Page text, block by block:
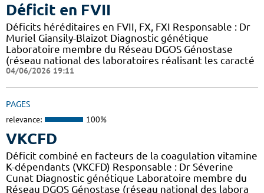
Déficit en FVII
Déficits héréditaires en FVII, FX, FXI Responsable : Dr
Muriel Giansily-Blaizot Diagnostic génétique
Laboratoire membre du Réseau DGOS Génostase
(réseau national des laboratoires réalisant les caracté
04/06/2026 19:11
PAGES
relevance: 100%
VKCFD
Déficit combiné en facteurs de la coagulation vitamine
K-dépendants (VKCFD) Responsable : Dr Séverine
Cunat Diagnostic génétique Laboratoire membre du
Réseau DGOS Génostase (réseau national des labora